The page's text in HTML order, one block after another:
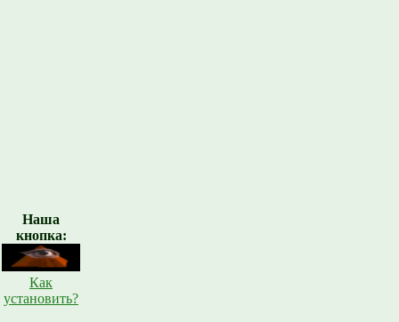
Наша
кнопка:
Как
установить?